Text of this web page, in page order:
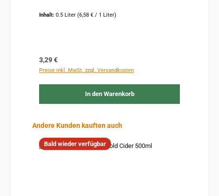
Inhalt: 0.5 Liter (6,58 € / 1 Liter)
Regulärer Preis:
3,29 €
Preise inkl. MwSt. zzgl. Versandkosten
In den Warenkorb
Produktgalerie überspringen
Andere Kunden kauften auch
Bald wieder verfügbar